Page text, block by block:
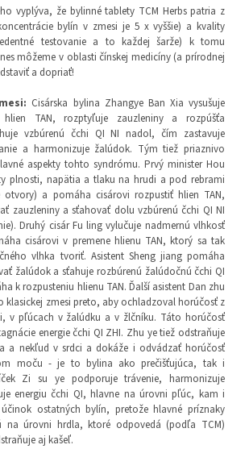
vyplýva, že bylinné tablety TCM Herbs patria z
bylín v zmesi je 5 x vyššie) a kvality
testovanie a to každej šarže) k tomu
môžeme v oblasti čínskej medicíny (a prírodnej
a dopriať!
Cisárska bylina Zhangye Ban Xia vysušuje
hlien TAN, rozptyľuje zauzleniny a rozpúšťa
vzbúrenú čchi QI NI nadol, čím zastavuje
a harmonizuje žalúdok. Tým tiež priaznivo
aspekty tohto syndrómu. Prvý minister Hou
plnosti, napätia a tlaku na hrudi a pod rebrami
otvory) a pomáha cisárovi rozpustiť hlien TAN,
zauzleniny a sťahovať dolu vzbúrenú čchi QI NI
Druhý cisár Fu ling vylučuje nadmernú vlhkosť
cisárovi v premene hlienu TAN, ktorý sa tak
vlhka tvoriť. Asistent Sheng jiang pomáha
žalúdok a sťahuje rozbúrenú žalúdočnú čchi QI
k rozpusteniu hlienu TAN. Ďalší asistent Dan zhu
klasickej zmesi preto, aby ochladzoval horúčosť z
v pľúcach v žalúdku a v žlčníku. Táto horúčosť
energie čchi QI ZHI. Zhu ye tiež odstraňuje
a nekľud v srdci a dokáže i odvádzať horúčosť
moču - je to bylina ako prečišťujúca, tak i
Zi su ye podporuje trávenie, harmonizuje
energiu čchi QI, hlavne na úrovni pľúc, kam i
ostatných bylín, pretože hlavné príznaky
na úrovni hrdla, ktoré odpovedá (podľa TCM)
aj kašeľ.